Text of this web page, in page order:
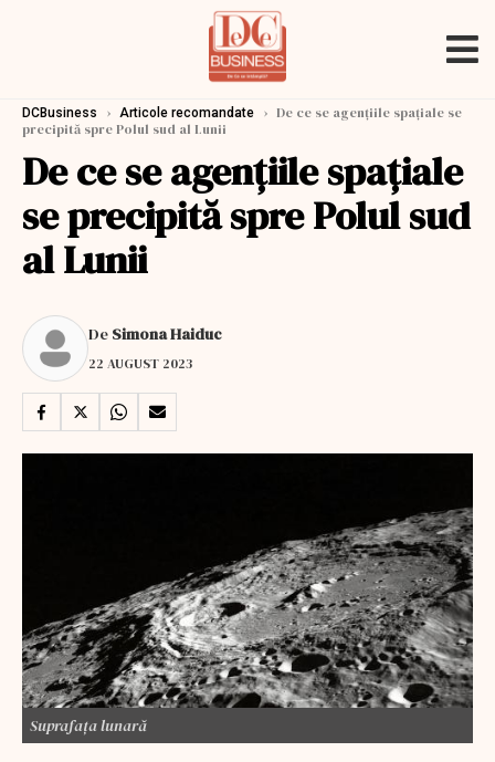
DCBusiness › Articole recomandate › De ce se agențiile spațiale se
precipită spre Polul sud al Lunii
De ce se agențiile spațiale
se precipită spre Polul sud
al Lunii
De Simona Haiduc
22 AUGUST 2023
Suprafața lunară